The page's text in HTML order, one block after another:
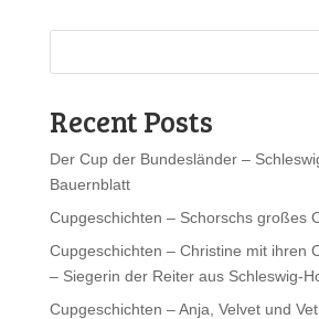
Recent Posts
Der Cup der Bundesländer –
Bauernblatt
Cupgeschichten – Schorschs großes
Cupgeschichten – Christine mit ihren
– Siegerin der Reiter aus Schleswig-
Cupgeschichten – Anja, Velvet und